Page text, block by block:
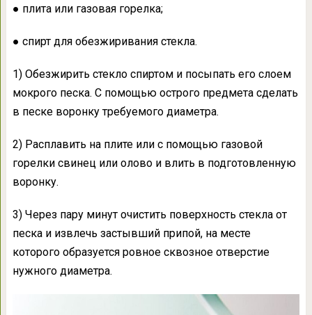
● плита или газовая горелка;
● спирт для обезжиривания стекла.
1) Обезжирить стекло спиртом и посыпать его слоем
мокрого песка. С помощью острого предмета сделать
в песке воронку требуемого диаметра.
2) Расплавить на плите или с помощью газовой
горелки свинец или олово и влить в подготовленную
воронку.
3) Через пару минут очистить поверхность стекла от
песка и извлечь застывший припой, на месте
которого образуется ровное сквозное отверстие
нужного диаметра.